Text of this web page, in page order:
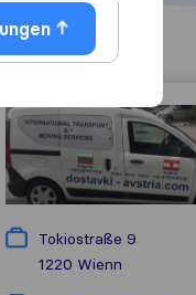
Tokiostraße 9
1220 Wienn